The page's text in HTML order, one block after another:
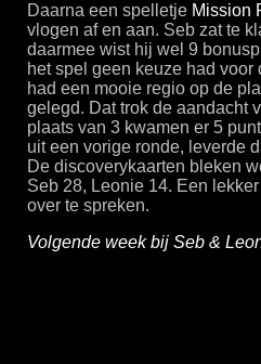
Daarna een spelletje Mission
vlogen af en aan. Seb zat te
daarmee wist hij wel 9
het spel geen keuze had
had een mooie regio op de
gelegd. Dat trok de aandacht
plaats van 3 kwamen er 5
uit een vorige ronde, leverde
De discoverykaarten bleken
Seb 28, Leonie 14. Een
over te spreken.
Volgende week bij Seb &